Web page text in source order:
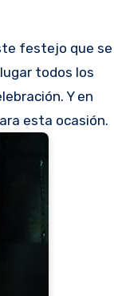
festejo que se
todos los
Y en
esta ocasión.